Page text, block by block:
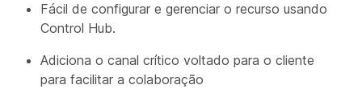
Fácil de configurar e gerenciar o recurso usando ​
Control Hub.
Adiciona o canal crítico voltado para o cliente
para facilitar a colaboração